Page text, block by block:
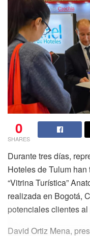
0
SHARES
Durante tres días,
Hoteles de Tulum
“Vitrina Turística”
realizada en Bogotá,
potenciales clientes
David Ortiz Mena,